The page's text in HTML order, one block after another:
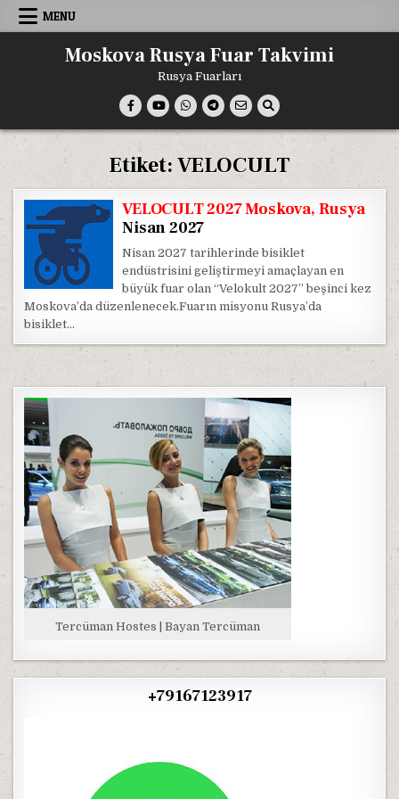
Skip
MENU
Moskova Rusya Fuar Takvimi
Rusya Fuarları
Etiket:VELOCULT
VELOCULT 2027 Moskova, Rusya
Nisan 2027
Nisan 2027 tarihlerinde bisiklet
endüstrisini geliştirmeyi amaçlayan en
büyük fuar olan “Velokult 2027” beşinci kez
Moskova’da düzenlenecek.Fuarın misyonu Rusya’da
bisiklet…
Tercüman Hostes | Bayan Tercüman
+79167123917